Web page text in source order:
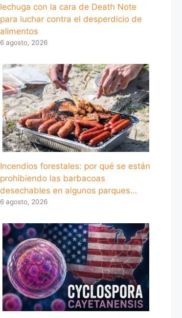
lechuga con la cara de Death Note
para luchar contra el desperdicio de
alimentos
6 agosto, 2026
Incendios forestales: por qué se están
prohibiendo las barbacoas
desechables en algunos parques…
6 agosto, 2026